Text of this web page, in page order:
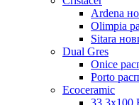
Ardena
Olimpia
Sitara
Dual Gres
Onice
Porto
Ecoceramic